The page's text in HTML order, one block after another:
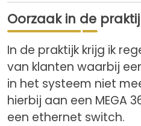
Oorzaak in de
In de praktijk krijg ik
van klanten waarbij
in het systeem niet
hierbij aan een MEGA
een ethernet switch.